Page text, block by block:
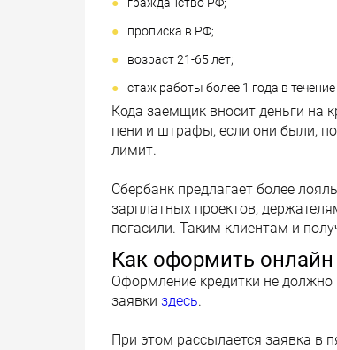
прописка в РФ;
возраст 21-65 лет;
стаж работы более 1 года в
Кода заемщик вносит деньги на
пени и штрафы, если они были,
лимит.
Сбербанк предлагает более
зарплатных проектов,
погасили. Таким клиентам и
Как оформить онлайн
Оформление кредитки не
заявки здесь.
При этом рассылается заявка в